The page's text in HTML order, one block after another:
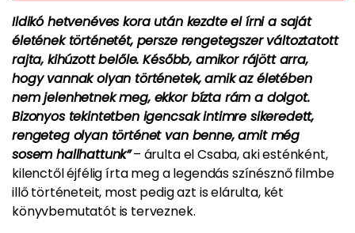
Ildikó hetvenéves kora után kezdte el írni a saját
életének történetét, persze rengetegszer változtatott
rajta, kihúzott belőle. Később, amikor rájött arra,
hogy vannak olyan történetek, amik az életében
nem jelenhetnek meg, ekkor bízta rám a dolgot.
Bizonyos tekintetben igencsak intimre sikeredett,
rengeteg olyan történet van benne, amit még
sosem hallhattunk”– árulta el Csaba, aki esténként,
kilenctől éjfélig írta meg a legendás színésznő filmbe
illő történeteit, most pedig azt is elárulta, két
könyvbemutatót is terveznek.